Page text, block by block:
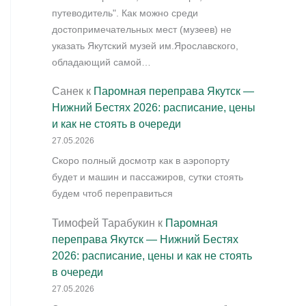
путеводитель". Как можно среди
достопримечательных мест (музеев) не
указать Якутский музей им.Ярославского,
обладающий самой…
Санек к Паромная переправа Якутск —
Нижний Бестях 2026: расписание, цены
и как не стоять в очереди
27.05.2026
Скоро полный досмотр как в аэропорту
будет и машин и пассажиров, сутки стоять
будем чтоб переправиться
Тимофей Тарабукин к Паромная
переправа Якутск — Нижний Бестях
2026: расписание, цены и как не стоять
в очереди
27.05.2026